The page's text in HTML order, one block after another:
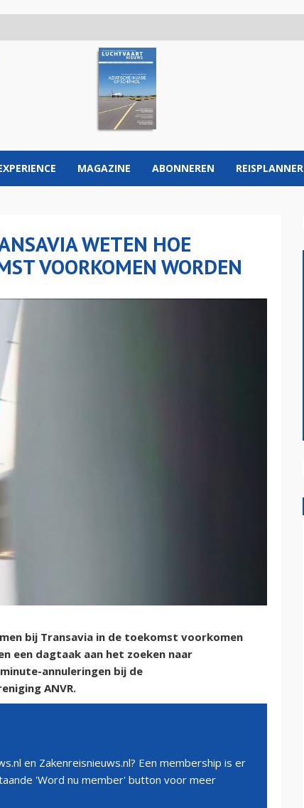
MAGAZINE ABONNEREN REISPLANNER
WETEN HOE
VOORKOMEN WORDEN
bij Transavia in de toekomst voorkomen
een dagtaak aan het zoeken naar
annuleringen bij de
ANVR.
en Zakenreisnieuws.nl? Een membership is er
'Word nu member' button voor meer